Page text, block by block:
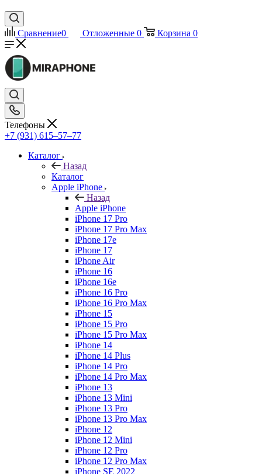
Сравнение0 Отложенные 0 Корзина 0
Телефоны
+7 (931) 615‒57‒77
Каталог
Назад
Каталог
Apple iPhone
Назад
Apple iPhone
iPhone 17 Pro
iPhone 17 Pro Max
iPhone 17e
iPhone 17
iPhone Air
iPhone 16
iPhone 16e
iPhone 16 Pro
iPhone 16 Pro Max
iPhone 15
iPhone 15 Pro
iPhone 15 Pro Max
iPhone 14
iPhone 14 Plus
iPhone 14 Pro
iPhone 14 Pro Max
iPhone 13
iPhone 13 Mini
iPhone 13 Pro
iPhone 13 Pro Max
iPhone 12
iPhone 12 Mini
iPhone 12 Pro
iPhone 12 Pro Max
iPhone SE 2022